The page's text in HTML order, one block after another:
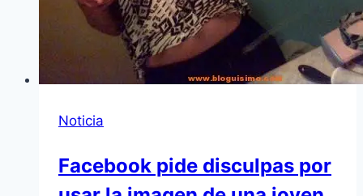
Noticia
Facebook pide disculpas por